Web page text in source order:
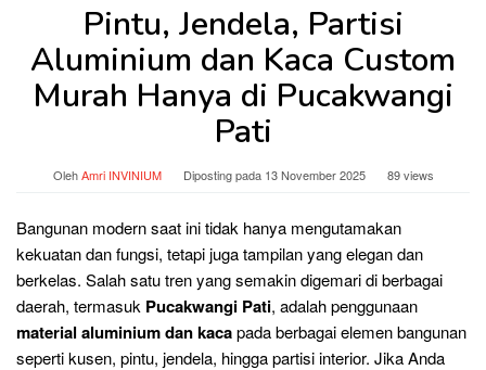
Pintu, Jendela, Partisi
Aluminium dan Kaca Custom
Murah Hanya di Pucakwangi
Pati
OlehAmri INVINIUM Diposting pada 13 November 2025 89 views
Bangunan modern saat ini tidak hanya mengutamakan
kekuatan dan fungsi, tetapi juga tampilan yang elegan dan
berkelas. Salah satu tren yang semakin digemari di berbagai
daerah, termasuk Pucakwangi Pati, adalah penggunaan
material aluminium dan kacapada berbagai elemen bangunan
seperti kusen, pintu, jendela, hingga partisi interior. Jika Anda